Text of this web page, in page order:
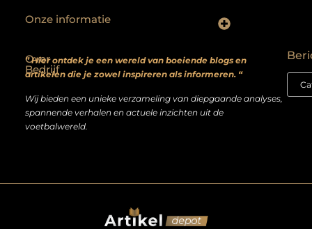
Over
Bedrijf
” Hier ontdek je een wereld van boeiende blogs en
artikelen die je zowel inspireren als informeren. “
Wij bieden een unieke verzameling van diepgaande analyses,
spannende verhalen en actuele inzichten uit de
voetbalwereld.
Onze informatie